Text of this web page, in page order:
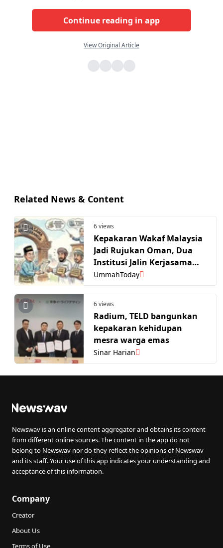
Continue reading in app
View Original Article
Related News & Content
6 views
Kepakaran Wakaf Malaysia
Jadi Rujukan Oman, Dua
Institusi Jalin Kerjasama
Strategik
UmmahToday
6 views
Radium, TELD bangunkan
kepakaran kehidupan
mesra warga emas
Sinar Harian
Newswav is an online content aggregator and obtains its content
from different online sources. The content in the app do not
belong to Newswav nor do they reflect the opinions of Newswav
and its staff. Your use of this app indicates your understanding and
acceptance of this information.
Company
Creator
About Us
Terms of Use